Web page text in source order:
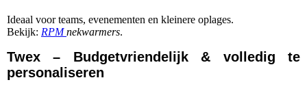
Ideaal voor teams, evenementen en kleinere oplages.
Bekijk: RPMnekwarmers.
Twex – Budgetvriendelijk & volledig te
personaliseren